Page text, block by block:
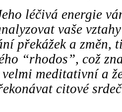
léčivá energie
vaše
překážek a změn,
“rhodos”, což
meditativní a
citové